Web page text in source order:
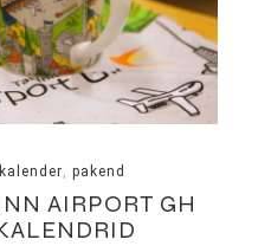
kalender, pakend
AIRPORT GH